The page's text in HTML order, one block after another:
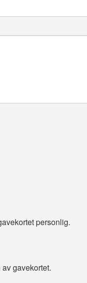
personlig.
gavekortet.